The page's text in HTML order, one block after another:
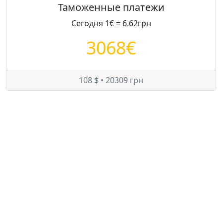
Таможенные платежи
Сегодня 1€ = 6.62грн
3068€
108 $ • 20309 грн